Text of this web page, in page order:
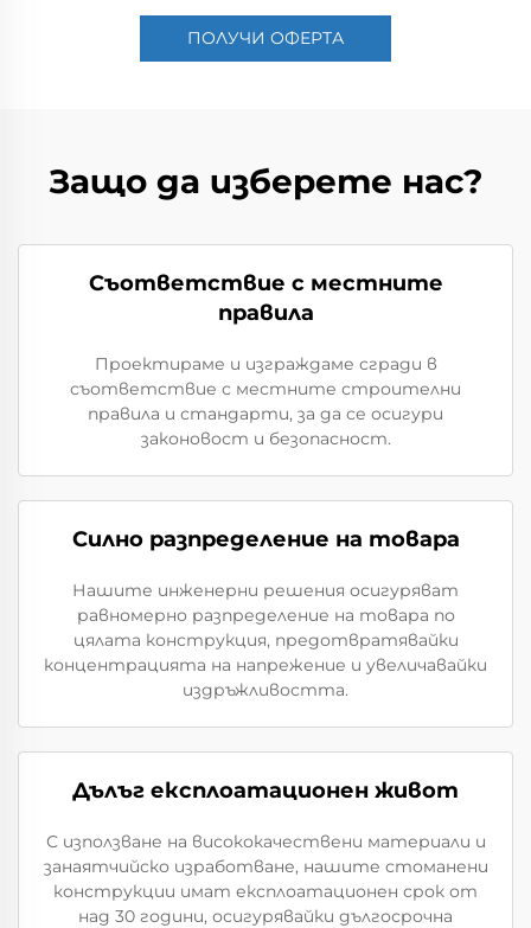
ПОЛУЧИ ОФЕРТА
Защо да изберете нас?
Съответствие с местните
правила
Проектираме и изграждаме сгради в
съответствие с местните строителни
правила и стандарти, за да се осигури
законовост и безопасност.
Силно разпределение на товара
Нашите инженерни решения осигуряват
равномерно разпределение на товара по
цялата конструкция, предотвратявайки
концентрацията на напрежение и увеличавайки
издръжливостта.
Дълъг експлоатационен живот
С използване на висококачествени материали и
занаятчийско изработване, нашите стоманени
конструкции имат експлоатационен срок от
над 30 години, осигурявайки дългосрочна